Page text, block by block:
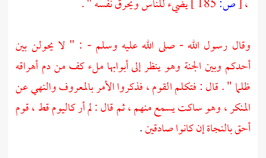
،[ص:
يضيء للناس ويحرق نفسه " .
وقال رسول الله - صلى الله عليه وسلم - : " لا يحولن بين
أحدكم وبين الجنة وهو ينظر إلى أبوابها ملء كف من دم أهراقه
ظلما " . قال : فتكلم القوم ، فذكروا الأمر بالمعروف والنهي عن
المنكر ، وهو ساكت يسمع منهم ، ثم قال : لم أر كاليوم قط ، قوم
أحق بالنجاة إن كانوا صادقين.